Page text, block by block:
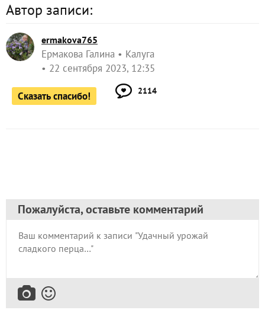
Автор записи:
ermakova765
Ермакова Галина
Калуга
22 сентября 2023, 12:35
Сказать спасибо! 2114
Пожалуйста, оставьте комментарий